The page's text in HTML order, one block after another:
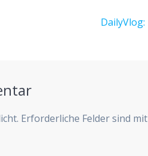
Next
Erforderliche Felder sind